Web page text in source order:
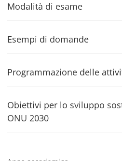
Modalità di esame
Esempi di domande
Programmazione delle
Obiettivi per lo sviluppo
ONU 2030